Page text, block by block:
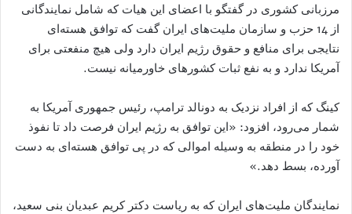
مرزبانی کشوری در گفتگو با اعضای این هیات که شامل نمایندگانی
از 14 حزب و سازمان ملیت‌های ایران گفت که توافق هسته‌ای
نتایجی برای منافع و حقوق رژیم ایران دارد ولی هیچ منفعتی برای
آمریکا ندارد و به نفع ثبات کشورهای خاورمیانه نیست.
کینگ که از افراد نزدیک به دونالد ترامپ، رئیس جمهوری آمریکا به
شمار می‌رود، افزود: «این توافق به رژیم ایران فرصت داد تا نفوذ
خود را در منطقه به وسیله اموالی که در پی توافق هسته‌ای به دست
آورده، بسط دهد.»
نمایندگان ملیت‌های ایران که به ریاست دکتر کریم عبدیان بنی سعید،